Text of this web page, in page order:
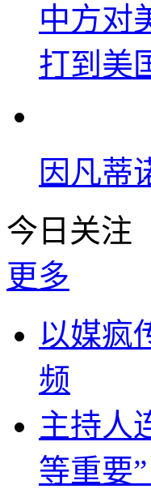
中方对
打到美
因凡蒂
今日关注
更多
以媒疯
频
主持人
等重要